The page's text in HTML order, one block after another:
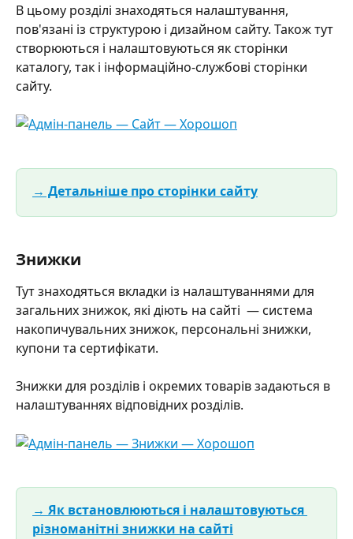
В цьому розділі знаходяться налаштування,
пов'язані із структурою і дизайном сайту. Також тут
створюються і налаштовуються як сторінки
каталогу, так і інформаційно-службові сторінки
сайту.
→ Детальніше про сторінки сайту
Знижки
Тут знаходяться вкладки із налаштуваннями для
загальних знижок, які діють на сайті  — система
накопичувальних знижок, персональні знижки,
купони та сертифікати.
Знижки для розділів і окремих товарів задаються в
налаштуваннях відповідних розділів.
→ Як встановлюються і налаштовуються
різноманітні знижки на сайті